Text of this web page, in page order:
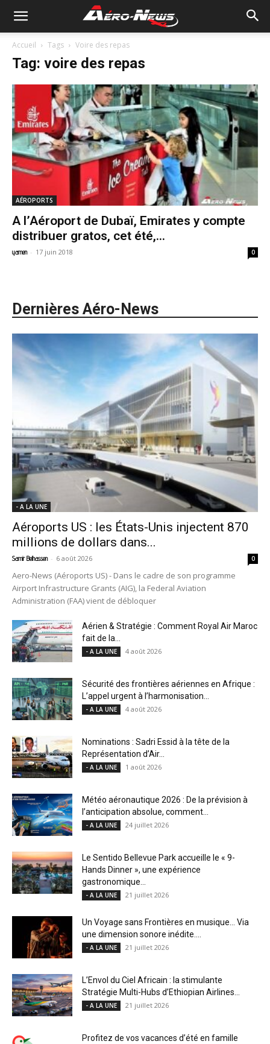
Accueil Tags Voire des repas
Tag: voire des repas
AÉROPORTS
A l’Aéroport de Dubaï, Emirates y compte
distribuer gratos, cet été,...
yamen - 17 juin 2018 0
Dernières Aéro-News
- A LA UNE
Aéroports US : les États-Unis injectent 870
millions de dollars dans...
Samir Belhassen - 6 août 2026 0
Aero-News (Aéroports US) - Dans le cadre de son programme
Airport Infrastructure Grants (AIG), la Federal Aviation
Administration (FAA) vient de débloquer
Aérien & Stratégie : Comment Royal Air Maroc
fait de la...
- A LA UNE 4 août 2026
Sécurité des frontières aériennes en Afrique :
L’appel urgent à l’harmonisation...
- A LA UNE 4 août 2026
Nominations : Sadri Essid à la tête de la
Représentation d’Air...
- A LA UNE 1 août 2026
Météo aéronautique 2026 : De la prévision à
l’anticipation absolue, comment...
- A LA UNE 24 juillet 2026
Le Sentido Bellevue Park accueille le « 9-
Hands Dinner », une expérience
gastronomique...
- A LA UNE 21 juillet 2026
Un Voyage sans Frontières en musique… Via
une dimension sonore inédite....
- A LA UNE 21 juillet 2026
L’Envol du Ciel Africain : la stimulante
Stratégie Multi-Hubs d’Ethiopian Airlines...
- A LA UNE 21 juillet 2026
Profitez de vos vacances d’été en famille